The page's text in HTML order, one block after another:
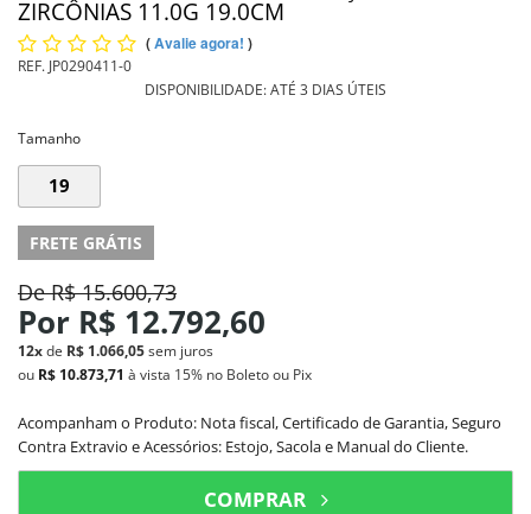
ZIRCÔNIAS 11.0G 19.0CM
(Avalie agora! )
REF. JP0290411-0
DISPONIBILIDADE:ATÉ 3 DIAS ÚTEIS
Tamanho
19
FRETE GRÁTIS
DeR$ 15.600,73
Por R$ 12.792,60
12xde R$ 1.066,05sem juros
ou R$ 10.873,71 à vista 15% no Boleto ou Pix
Acompanham o Produto: Nota fiscal, Certificado de Garantia, Seguro
Contra Extravio e Acessórios: Estojo, Sacola e Manual do Cliente.
COMPRAR